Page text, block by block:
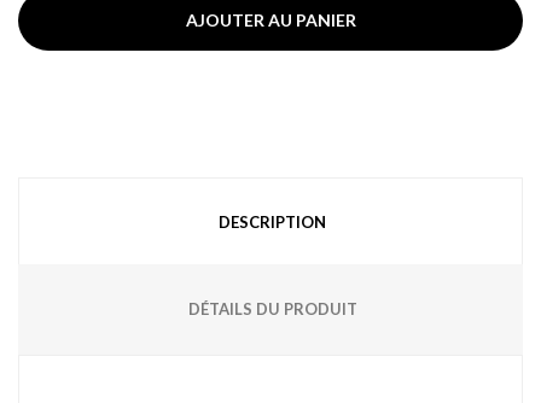
AJOUTER AU PANIER
DESCRIPTION
DÉTAILS DU PRODUIT